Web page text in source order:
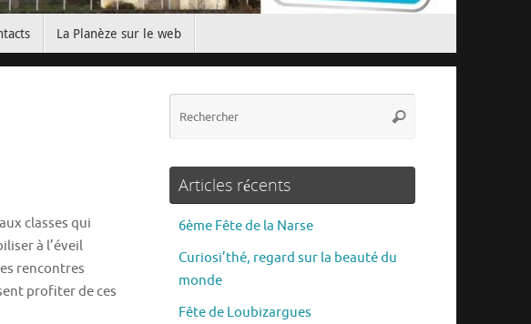
La Planèze sur le web
classes qui
à l’éveil
rencontres
profiter de ces
Articles récents
6ème Fête de la Narse
Curiosi’thé, regard sur la beauté du
monde
Fête de Loubizargues